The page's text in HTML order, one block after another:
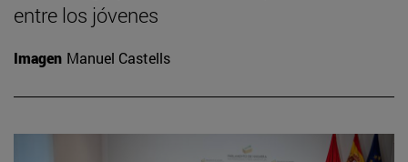
entre los jóvenes
Imagen Manuel Castells